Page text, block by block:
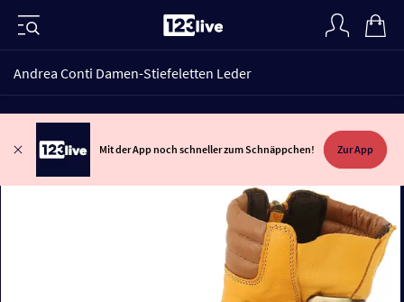
Andrea Conti Damen-Stiefeletten Leder
Mit der App noch schneller zum Schnäppchen! Zur App